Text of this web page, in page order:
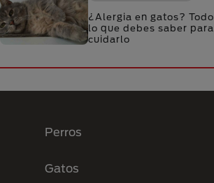
¿Alergia en gatos? Todo
lo que debes saber para
cuidarlo
Perros
Gatos